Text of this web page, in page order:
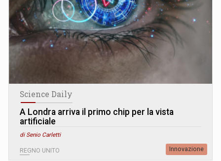
Science Daily
A Londra arriva il primo chip per la vista
artificiale
di Senio Carletti
REGNO UNITO Innovazione